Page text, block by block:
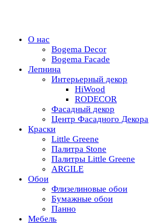
О нас
Bogema Decor
Bogema Facade
Лепнина
Интерьерный декор
HiWood
RODECOR
Фасадный декор
Центр Фасадного Декора
Краски
Little Greene
Палитра Stone
Палитры Little Greene
ARGILE
Обои
Флизелиновые обои
Бумажные обои
Панно
Мебель